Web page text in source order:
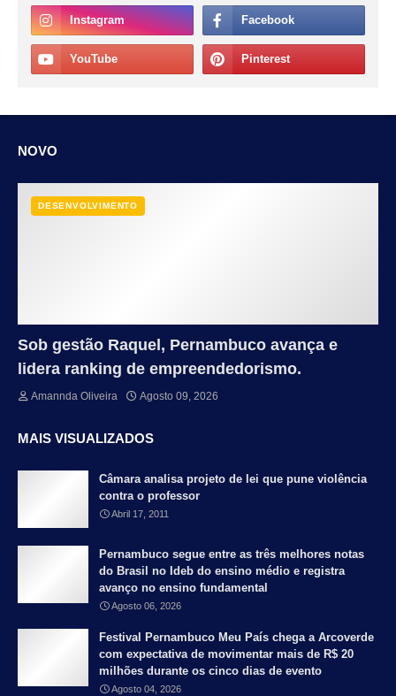
NOVO
DESENVOLVIMENTO
Sob gestão Raquel, Pernambuco avança e
lidera ranking de empreendedorismo.
Amannda Oliveira Agosto 09, 2026
MAIS VISUALIZADOS
Câmara analisa projeto de lei que pune violência
contra o professor
Abril 17, 2011
Pernambuco segue entre as três melhores notas
do Brasil no Ideb do ensino médio e registra
avanço no ensino fundamental
Agosto 06, 2026
Festival Pernambuco Meu País chega a Arcoverde
com expectativa de movimentar mais de R$ 20
milhões durante os cinco dias de evento
Agosto 04, 2026